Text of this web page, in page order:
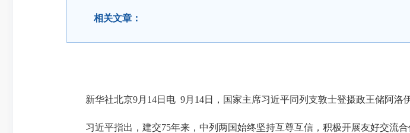
相关文章：
新华社北京9月14日电 9月14日，国家主席习近平同列支敦士登摄政王储阿洛
习近平指出，建交75年来，中列两国始终坚持互尊互信，积极开展友好交流